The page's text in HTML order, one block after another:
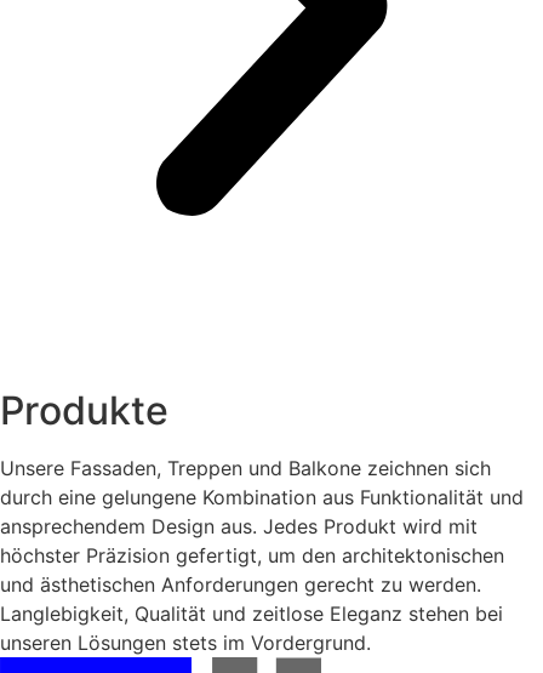
Produkte
Unsere Fassaden, Treppen und Balkone zeichnen sich
durch eine gelungene Kombination aus Funktionalität und
ansprechendem Design aus. Jedes Produkt wird mit
höchster Präzision gefertigt, um den architektonischen
und ästhetischen Anforderungen gerecht zu werden.
Langlebigkeit, Qualität und zeitlose Eleganz stehen bei
unseren Lösungen stets im Vordergrund.